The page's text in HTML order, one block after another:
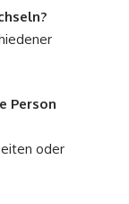
Person
oder